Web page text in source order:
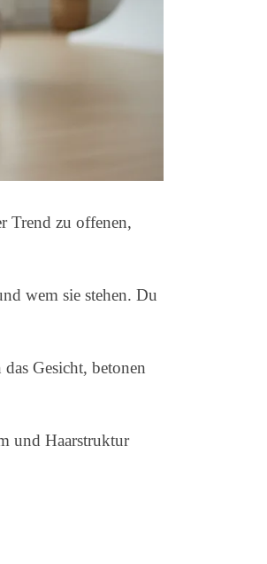
Trend zu offenen,
wem sie stehen. Du
Gesicht, betonen
und Haarstruktur